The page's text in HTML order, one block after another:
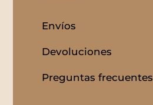
Envíos
Devoluciones
Preguntas frecuentes